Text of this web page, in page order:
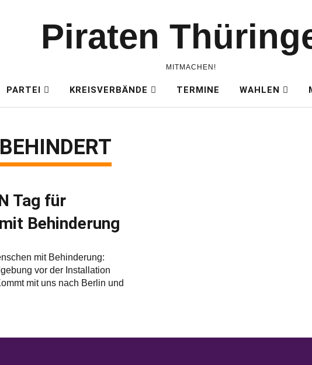
Piraten
MITMACHEN!
PARTEI KREISVERBÄNDE TERMINE WAHLEN
BEHINDERT
Tag für
Behinderung
mit Behinderung:
vor der Installation
mit uns nach Berlin und